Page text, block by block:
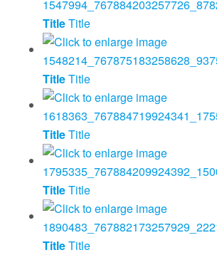
TitleTitle
TitleTitle
TitleTitle
TitleTitle
TitleTitle